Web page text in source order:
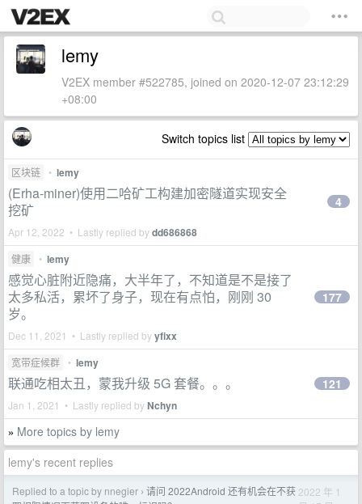
lemy
V2EX member #522785, joined on 2020-12-07 23:12:29
+08:00
Switch topics list
区块链 • lemy
(Erha-miner)使用二哈矿工构建加密隧道实现安全
挖矿
Apr 12, 2022 • Lastly replied bydd686868
4
健康 • lemy
感觉心脏附近隐痛，大半年了，不知道是不是接了
太多私活，累坏了身子，现在有点怕，刚刚 30
岁。
Dec 11, 2021 • Lastly replied byyfixx
177
宽带症候群 • lemy
联通吃相太丑，蒙我升级 5G 套餐。。。
Jan 1, 2021 • Lastly replied byNchyn
121
» More topics by lemy
lemy's recent replies
Replied to a topic by nnegier › 请问 2022Android 还有机会在不获 2022 年 1